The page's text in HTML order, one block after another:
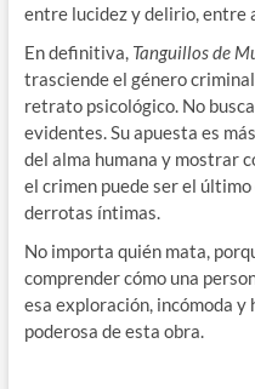
entre lucidez y delirio,
En definitiva, Tanguillos de
trasciende el género
retrato psicológico. No
evidentes. Su apuesta es
del alma humana y mostrar
el crimen puede ser el
derrotas íntimas.
No importa quién mata,
comprender cómo una
esa exploración, incómoda y
poderosa de esta obra.